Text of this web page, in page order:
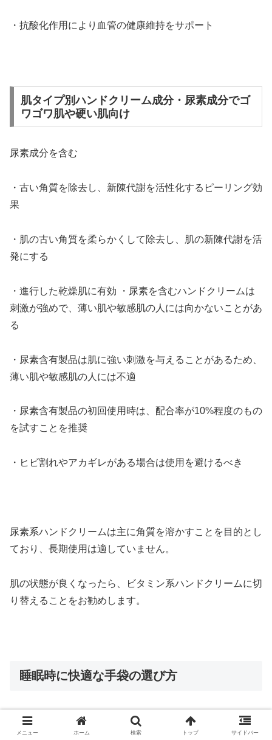
・抗酸化作用により血管の健康維持をサポート
肌タイプ別ハンドクリーム成分・尿素成分でゴ
ワゴワ肌や硬い肌向け
尿素成分を含む
・古い角質を除去し、新陳代謝を活性化するピーリング効
果
・肌の古い角質を柔らかくして除去し、肌の新陳代謝を活
発にする
・進行した乾燥肌に有効 ・尿素を含むハンドクリームは
刺激が強めで、薄い肌や敏感肌の人には向かないことがあ
る
・尿素含有製品は肌に強い刺激を与えることがあるため、
薄い肌や敏感肌の人には不適
・尿素含有製品の初回使用時は、配合率が10%程度のもの
を試すことを推奨
・ヒビ割れやアカギレがある場合は使用を避けるべき
尿素系ハンドクリームは主に角質を溶かすことを目的とし
ており、長期使用は適していません。
肌の状態が良くなったら、ビタミン系ハンドクリームに切
り替えることをお勧めします。
睡眠時に快適な手袋の選び方
手袋の素材選びは大切で、睡眠時には特に通気性が良く肌
に優しい素材がおすすめです。
メニュー ホーム 検索 トップ サイドバー